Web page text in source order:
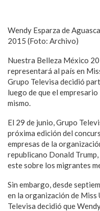
Wendy Esparza de
2015 (Foto: Archivo)
Nuestra Belleza México
representará al país en
Grupo Televisa decidió
luego de que el
mismo.
El 29 de junio, Grupo
próxima edición del
empresas de la
republicano Donald
este sobre los migrantes
Sin embargo, desde
en la organización de
Televisa decidió que